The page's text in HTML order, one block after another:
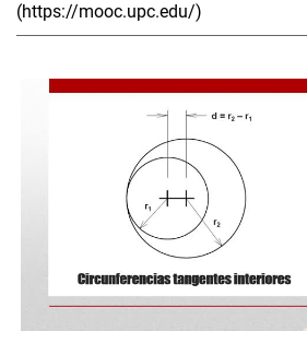
(https://mooc.upc.edu/)